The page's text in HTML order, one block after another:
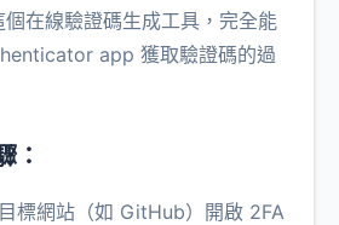
在線驗證碼生成工具，完全能
app 獲取驗證碼的過
：
標網站（如 GitHub）開啟 2FA